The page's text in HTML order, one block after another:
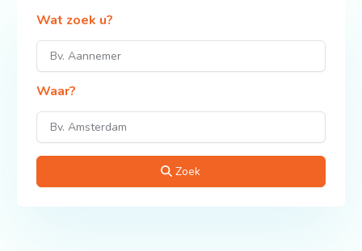
Wat zoek u?
Waar?
Zoek